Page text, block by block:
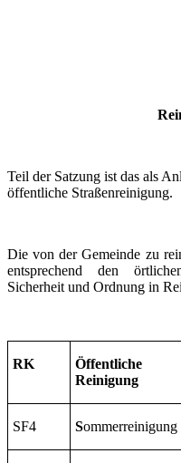
Teil der Satzung ist das als
öffentliche Straßenreinigung.
Die von der Gemeinde zu
entsprechend den
Sicherheit und Ordnung in
RK
Öffentliche
Reinigung
SF4 Sommerreinigung